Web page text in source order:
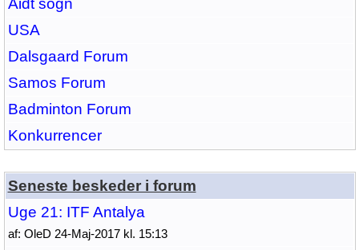
Aidt sogn
USA
Dalsgaard Forum
Samos Forum
Badminton Forum
Konkurrencer
Seneste beskeder i forum
Uge 21: ITF Antalya
af: OleD 24-Maj-2017 kl. 15:13